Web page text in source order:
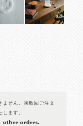
ません。複数回ご注文
します。
other orders.